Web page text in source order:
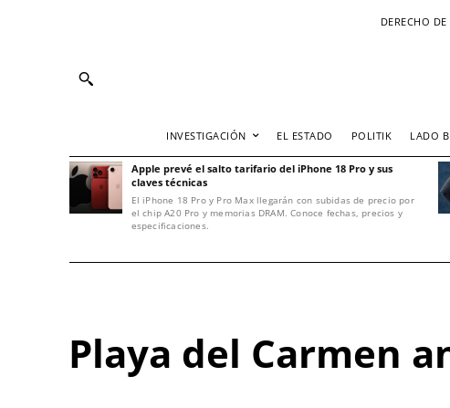
DERECHO
INVESTIGACIÓN EL ESTADO POLITIK LADO B
Apple prevé el salto tarifario del iPhone 18 Pro y sus
claves técnicas
El iPhone 18 Pro y Pro Max llegarán con subidas de precio por
el chip A20 Pro y memorias DRAM. Conoce fechas, precios y
especificaciones.
Playa del Carmen